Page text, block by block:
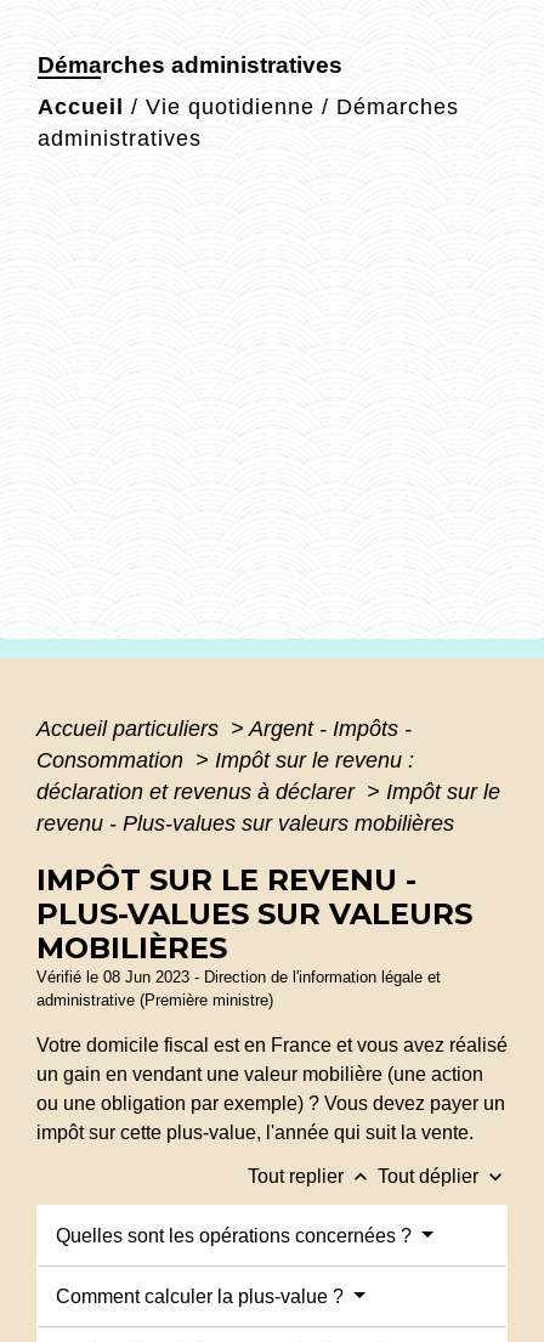
Démarches administratives
Accueil / Vie quotidienne / Démarches
administratives
Accueil particuliers > Argent - Impôts -
Consommation > Impôt sur le revenu :
déclaration et revenus à déclarer > Impôt sur le
revenu - Plus-values sur valeurs mobilières
IMPÔT SUR LE REVENU -
PLUS-VALUES SUR VALEURS
MOBILIÈRES
Vérifié le 08 Jun 2023 - Direction de l'information légale et
administrative (Première ministre)
Votre domicile fiscal est en France et vous avez réalisé
un gain en vendant une valeur mobilière (une action
ou une obligation par exemple) ? Vous devez payer un
impôt sur cette plus-value, l'année qui suit la vente.
Tout replier keyboard_arrow_up Tout déplier keyboard_arrow_down
Quelles sont les opérations concernées ?
Comment calculer la plus-value ?